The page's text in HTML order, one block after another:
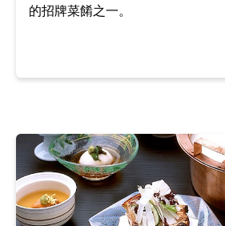
的招牌菜餚之一。